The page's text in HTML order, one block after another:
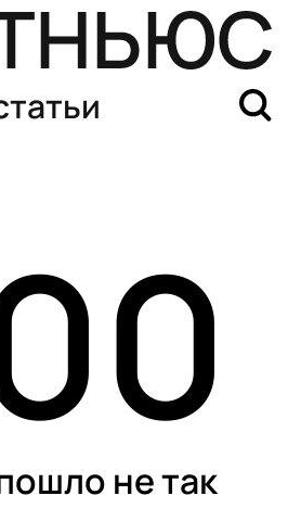
не так
и вовремя распознать